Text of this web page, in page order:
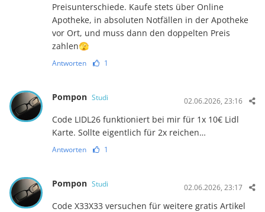
Preisunterschiede. Kaufe stets über Online
Apotheke, in absoluten Notfällen in der Apotheke
vor Ort, und muss dann den doppelten Preis
zahlen🫣
Antworten 1
Pompon Studi 02.06.2026, 23:16
Code LIDL26 funktioniert bei mir für 1x 10€ Lidl
Karte. Sollte eigentlich für 2x reichen…
Antworten 1
Pompon Studi 02.06.2026, 23:17
Code X33X33 versuchen für weitere gratis Artikel